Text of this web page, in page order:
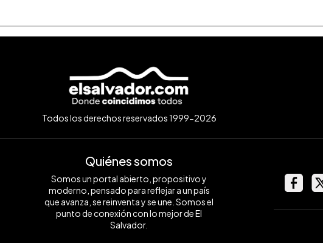
Todos los derechos reservados 1999-2026
Quiénes somos
Somos un portal abierto, propositivo y
moderno, pensado para reflejar a un país
que avanza, se reinventa y se une. Somos el
punto de conexión con lo mejor de El
Salvador.